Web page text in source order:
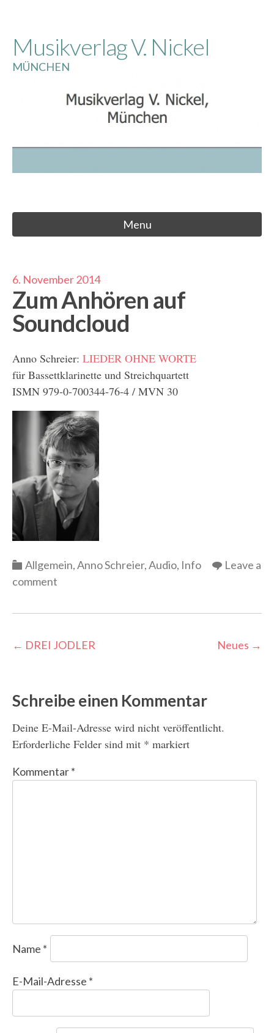
content
Musikverlag V. Nickel
MÜNCHEN
Menu
6. November 2014
Zum Anhören auf
Soundcloud
Anno Schreier: LIEDER OHNE WORTE
für Bassettklarinette und Streichquartett
ISMN 979-0-700344-76-4 / MVN 30
Categories
Allgemein,Anno Schreier,Audio, Info
Leave a
comment
Post
← DREI JODLER Neues →
Schreibe einen Kommentar
Deine E-Mail-Adresse wird nicht veröffentlicht.
Erforderliche Felder sind mit * markiert
Kommentar*
Name *
E-Mail-Adresse *